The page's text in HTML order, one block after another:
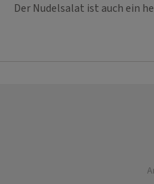
Der Nudelsalat ist auch ein